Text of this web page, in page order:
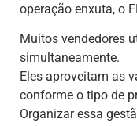
operação enxuta, o
Muitos vendedores
simultaneamente.
Eles aproveitam as
conforme o tipo de
Organizar essa